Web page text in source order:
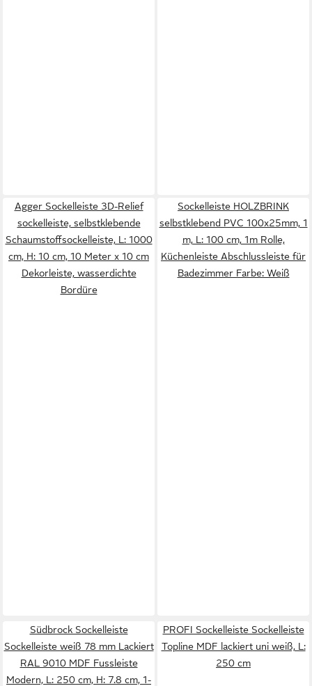
Agger Sockelleiste 3D-Relief
sockelleiste, selbstklebende
Schaumstoffsockelleiste, L: 1000
cm, H: 10 cm, 10 Meter x 10 cm
Dekorleiste, wasserdichte
Bordüre
Sockelleiste HOLZBRINK
selbstklebend PVC 100x25mm, 1
m, L: 100 cm, 1m Rolle,
Küchenleiste Abschlussleiste für
Badezimmer Farbe: Weiß
Südbrock Sockelleiste
Sockelleiste weiß 78 mm Lackiert
RAL 9010 MDF Fussleiste
Modern, L: 250 cm, H: 7.8 cm, 1-
PROFI Sockelleiste Sockelleiste
Topline MDF lackiert uni weiß, L:
250 cm